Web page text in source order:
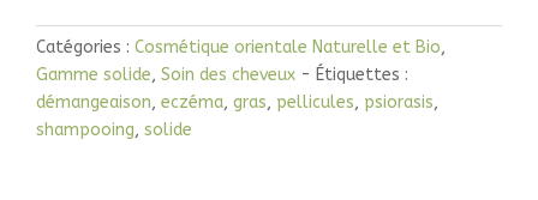
Rouge
-
Cheveux
gras,
Catégories : Cosmétique orientale Naturelle et Bio,
Gamme solide, Soin des cheveux
Étiquettes :
démangeaison, eczéma, gras, pellicules, psiorasis,
shampooing, solide